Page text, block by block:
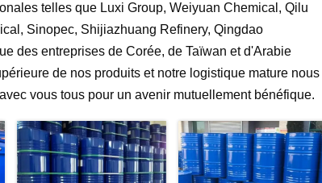
telles que Luxi Group, Weiyuan Chemical, Qilu
Sinopec, Shijiazhuang Refinery, Qingdao
des entreprises de Corée, de Taïwan et d'Arabie
de nos produits et notre logistique mature nous
vous tous pour un avenir mutuellement bénéfique.